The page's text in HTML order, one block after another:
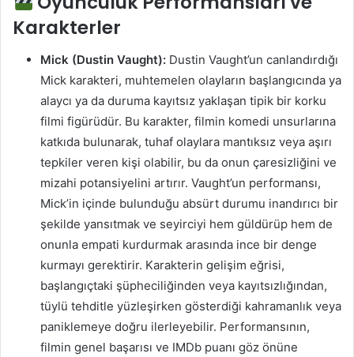
Karakterler
Mick (Dustin Vaught): Dustin Vaught’un canlandırdığı
Mick karakteri, muhtemelen olayların başlangıcında ya
alaycı ya da duruma kayıtsız yaklaşan tipik bir korku
filmi figürüdür. Bu karakter, filmin komedi unsurlarına
katkıda bulunarak, tuhaf olaylara mantıksız veya aşırı
tepkiler veren kişi olabilir, bu da onun çaresizliğini ve
mizahi potansiyelini artırır. Vaught’un performansı,
Mick’in içinde bulunduğu absürt durumu inandırıcı bir
şekilde yansıtmak ve seyirciyi hem güldürüp hem de
onunla empati kurdurmak arasında ince bir denge
kurmayı gerektirir. Karakterin gelişim eğrisi,
başlangıçtaki şüpheciliğinden veya kayıtsızlığından,
tüylü tehditle yüzleşirken gösterdiği kahramanlık veya
paniklemeye doğru ilerleyebilir. Performansının,
filmin genel başarısı ve IMDb puanı göz önüne